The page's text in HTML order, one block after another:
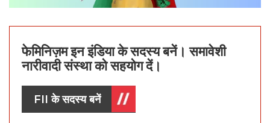
फेमिनिज़म इन इंडिया के सदस्य बनें। समावेशी
नारीवादी संस्था को सहयोग दें।
FII के सदस्य बनें